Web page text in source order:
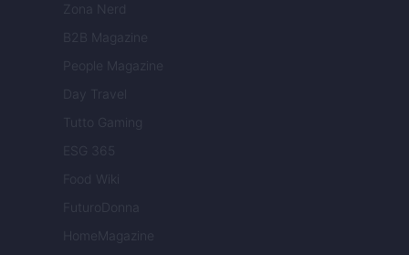
Zona Nerd
B2B Magazine
People Magazine
Day Travel
Tutto Gaming
ESG 365
Food Wiki
FuturoDonna
HomeMagazine